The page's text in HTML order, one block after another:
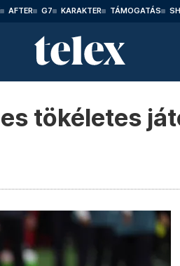
AFTER G7 KARAKTER TÁMOGATÁS
tökéletes